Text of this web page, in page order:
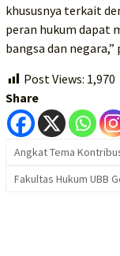
khususnya terkait
peran hukum dapat
bangsa dan negara,”
Post Views: 1,970
Share
Angkat Tema
Fakultas Hukum UBB